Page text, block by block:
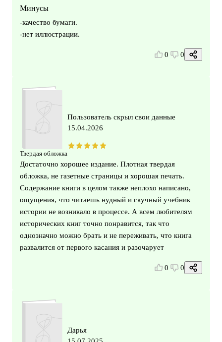
Минусы
-качество бумаги.
-нет иллюстрации.
0 0
Твердая обложка
Пользователь скрыл свои данные
15.04.2026
Достаточно хорошее издание. Плотная твердая
обложка, не газетные страницы и хорошая печать.
Содержание книги в целом также неплохо написано,
ощущения, что читаешь нудный и скучный учебник
истории не возникало в процессе. А всем любителям
исторических книг точно понравится, так что
однозначно можно брать и не переживать, что книга
развалится от первого касания и разочарует
0 0
Дарья